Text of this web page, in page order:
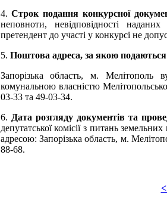
4.Строк подання конкурсної
неповноти, невідповідності
претендент до участі у конкурсі не
5. Поштова адреса, за якою
Запорізька область, м. Мелітополь
комунальною власністю
03-33 та 49-03-34.
6. Дата розгляду документів та
депутатської комісії з питань
адресою: Запорізька область, м.
88-68.